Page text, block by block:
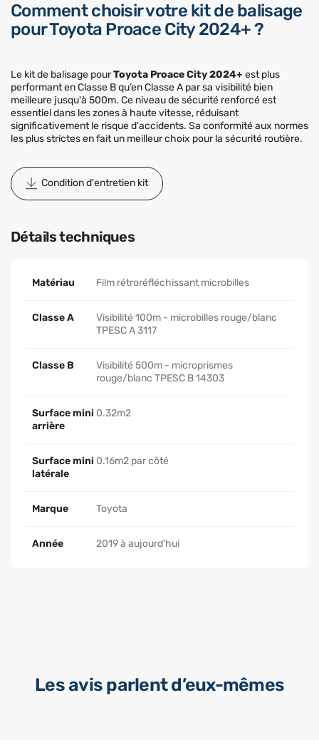
Comment choisir votre kit de balisage
pour Toyota Proace City 2024+ ?
Le kit de balisage pourToyota Proace City 2024+ est plus
performant en Classe B qu’en Classe A par sa visibilité bien
meilleure jusqu'à 500m. Ce niveau de sécurité renforcé est
essentiel dans les zones à haute vitesse, réduisant
significativement le risque d'accidents. Sa conformité aux normes
les plus strictes en fait un meilleur choix pour la sécurité routière.
Condition d'entretien kit
Détails techniques
Matériau Film rétroréfléchissant microbilles
Classe A
Visibilité 100m - microbilles rouge/blanc
TPESC A 3117
Classe B
Visibilité 500m - microprismes
rouge/blanc TPESC B 14303
Surface mini
arrière
0.32m2
Surface mini
latérale
0.16m2 par côté
Marque Toyota
Année 2019 à aujourd'hui
Les avis parlent d’eux-mêmes